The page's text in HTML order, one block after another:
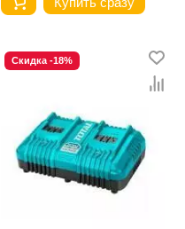
Скидка -18%